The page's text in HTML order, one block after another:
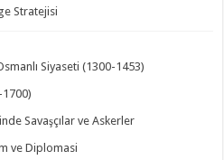
Stratejisi
Siyaseti (1300-1453)
1700)
Savaşçılar ve Askerler
ve Diplomasi